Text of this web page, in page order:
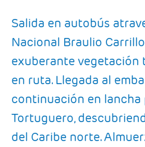
Salida en autobús
Nacional Braulio
exuberante vegetación
en ruta. Llegada al
continuación en lancha
Tortuguero,
del Caribe norte.